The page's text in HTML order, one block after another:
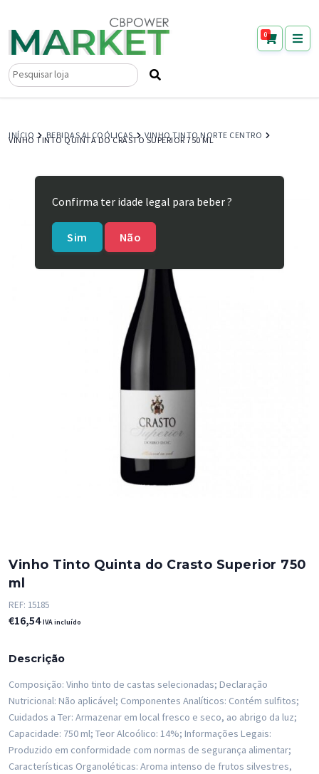
0
Pesquisar
INÍCIO BEBIDAS ALCOÓLICAS VINHO TINTO NORTE CENTRO
VINHO TINTO QUINTA DO CRASTO SUPERIOR 750 ML
Confirma ter idade legal para beber ?
Sim Não
Vinho Tinto Quinta do Crasto Superior 750
ml
REF: 15185
€16,54 IVA incluído
Descrição
Composição: Vinho tinto de castas selecionadas; Declaração
Nutricional: Não aplicável; Componentes Analíticos: Contém sulfitos;
Cuidados a Ter: Armazenar em local fresco e seco, ao abrigo da luz;
Capacidade: 750 ml; Teor Alcoólico: 14%; Informações Legais:
Produzido em conformidade com normas de segurança alimentar;
Características Organoléticas: Aroma intenso de frutos silvestres,